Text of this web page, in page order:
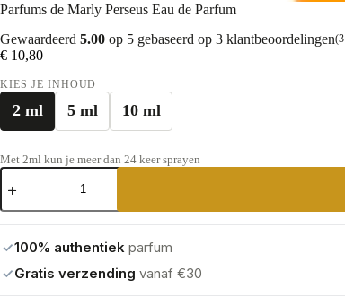
Parfums de Marly Perseus Eau de Parfum
Gewaardeerd 5.00 op 5 gebaseerd op 3 klantbeoordelingen(3
€ 10,80
KIES JE INHOUD
2 ml 5 ml 10 ml
Met 2ml kun je meer dan 24 keer sprayen
Parfums
de
Parfum
✓100% authentiek parfum
✓Gratis verzending vanaf €30